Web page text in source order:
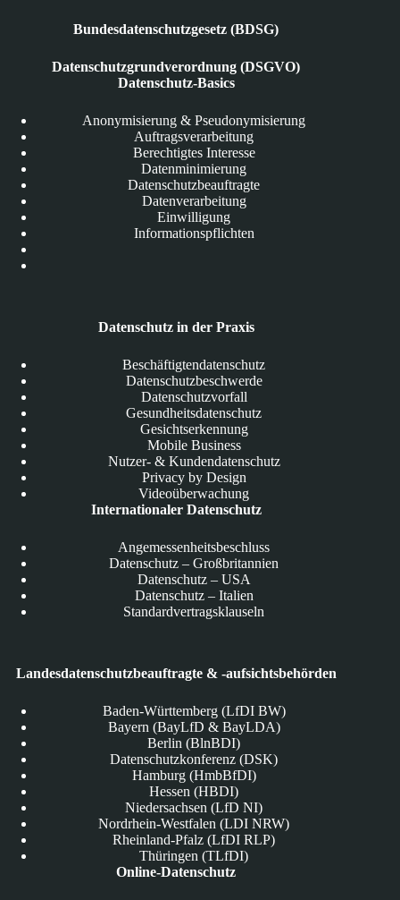
Bundesdatenschutzgesetz (BDSG)
Datenschutzgrundverordnung (DSGVO)
Datenschutz-Basics
Anonymisierung & Pseudonymisierung
Auftragsverarbeitung
Berechtigtes Interesse
Datenminimierung
Datenschutzbeauftragte
Datenverarbeitung
Einwilligung
Informationspflichten
Datenschutz in der Praxis
Beschäftigtendatenschutz
Datenschutzbeschwerde
Datenschutzvorfall
Gesundheitsdatenschutz
Gesichtserkennung
Mobile Business
Nutzer- & Kundendatenschutz
Privacy by Design
Videoüberwachung
Internationaler Datenschutz
Angemessenheitsbeschluss
Datenschutz – Großbritannien
Datenschutz – USA
Datenschutz – Italien
Standardvertragsklauseln
Landesdatenschutzbeauftragte & -aufsichtsbehörden
Baden-Württemberg (LfDI BW)
Bayern (BayLfD & BayLDA)
Berlin (BlnBDI)
Datenschutzkonferenz (DSK)
Hamburg (HmbBfDI)
Hessen (HBDI)
Niedersachsen (LfD NI)
Nordrhein-Westfalen (LDI NRW)
Rheinland-Pfalz (LfDI RLP)
Thüringen (TLfDI)
Online-Datenschutz